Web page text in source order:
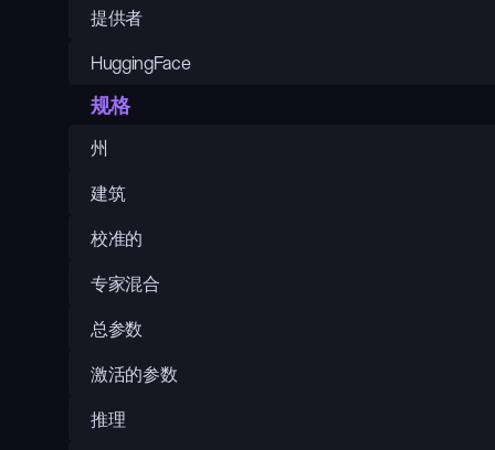
提供者
HuggingFace
规格
州
建筑
校准的
专家混合
总参数
激活的参数
推理